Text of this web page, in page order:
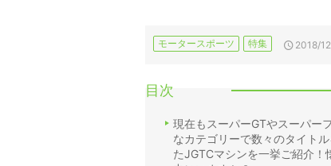
モータースポーツ 特集 2018/
目次
現在もスーパーGTやスーパー
なカテゴリーで数々のタイト
たJGTCマシンを一挙ご紹介